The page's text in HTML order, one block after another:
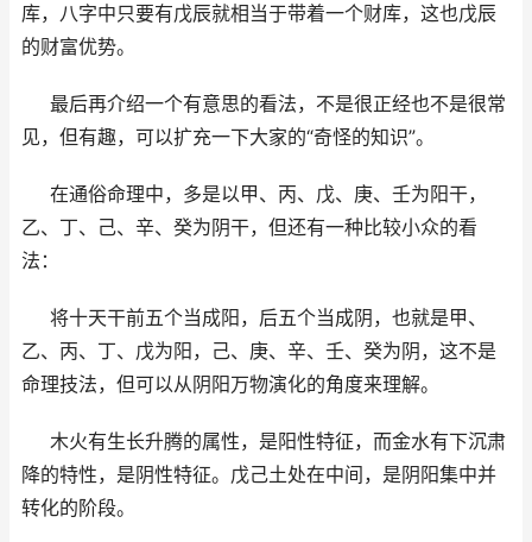
库，八字中只要有戊辰就相当于带着一个财库，这也戊辰
的财富优势。
最后再介绍一个有意思的看法，不是很正经也不是很常
见，但有趣，可以扩充一下大家的“奇怪的知识”。
在通俗命理中，多是以甲、丙、戊、庚、壬为阳干，
乙、丁、己、辛、癸为阴干，但还有一种比较小众的看
法：
将十天干前五个当成阳，后五个当成阴，也就是甲、
乙、丙、丁、戊为阳，己、庚、辛、壬、癸为阴，这不是
命理技法，但可以从阴阳万物演化的角度来理解。
木火有生长升腾的属性，是阳性特征，而金水有下沉肃
降的特性，是阴性特征。戊己土处在中间，是阴阳集中并
转化的阶段。